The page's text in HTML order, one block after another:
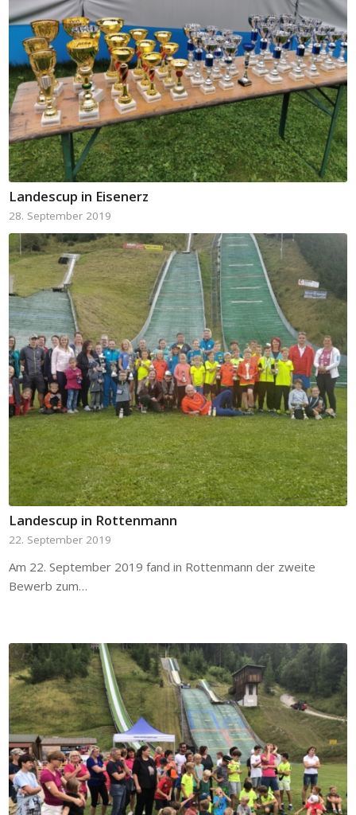
Landescup in Eisenerz
28. September 2019
Landescup in Rottenmann
22. September 2019
Am 22. September 2019 fand in Rottenmann der zweite
Bewerb zum…